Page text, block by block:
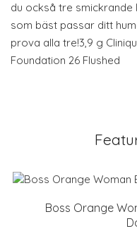
du också tre smickrande
som bäst passar ditt
prova alla tre!3,9 g
Foundation 26 Flushed
Boss Orange